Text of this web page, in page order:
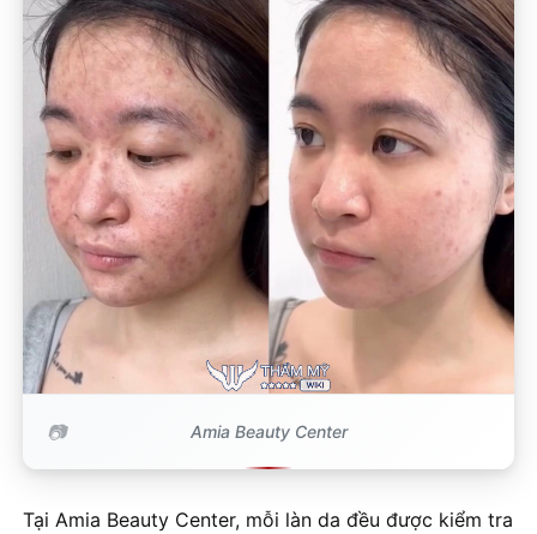
Amia Beauty Center
Tại Amia Beauty Center, mỗi làn da đều được kiểm tra